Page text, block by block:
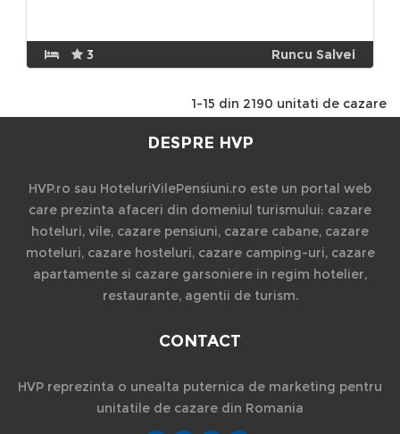
3 Runcu Salvei
1-15 din 2190 unitati de cazare
DESPRE HVP
HVP.ro sau HoteluriVilePensiuni.ro este un portal web
care prezinta afaceri din domeniul turismului: cazare
hoteluri, vile, cazare pensiuni, cazare cabane, cazare
moteluri, cazare hosteluri, cazare camping-uri, cazare
apartamente si cazare garsoniere in regim hotelier,
restaurante, agentii de turism.
CONTACT
HVP reprezinta o unealta puternica de marketing pentru
unitatile de cazare din Romania